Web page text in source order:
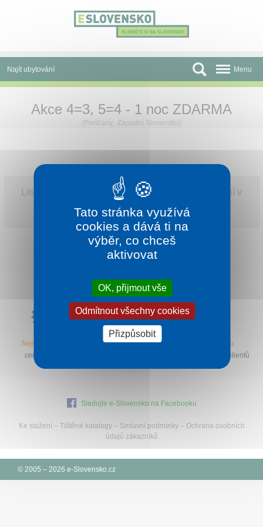
Najít ubytování
Skupiny a konference
Před cestou
Menu
Akce 4=3, 5=4 - 1 noc ZDARMA
( Piešťany, Západní Slovensko)
Litujeme, „Akce 4=3, 5=4 - 1 noc ZDARMA ” již není v
Podívejte se na všechny našeplatné nabídky
Nejvýhodnější
ceny zájezdů
Specialisté
let na trhu
a desetitisíce klientů
Sledujte e-Slovensko na Facebooku
Ke stažení – Tištěné katalogy– Smluvní podmínky– Ochrana osobních
údajů zákazníků
© 2005 – 2026 e-Slovensko.cz
Tato stránka využívá
cookies a dává ti na
výběr, co chceš
aktivovat
OK, přijmout vše
Odmítnout všechny cookies
Přizpůsobit